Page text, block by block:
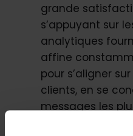
grande
s’appuyant sur
analytiques
affine
pour s’aligner
clients, en se
messages les
besoins